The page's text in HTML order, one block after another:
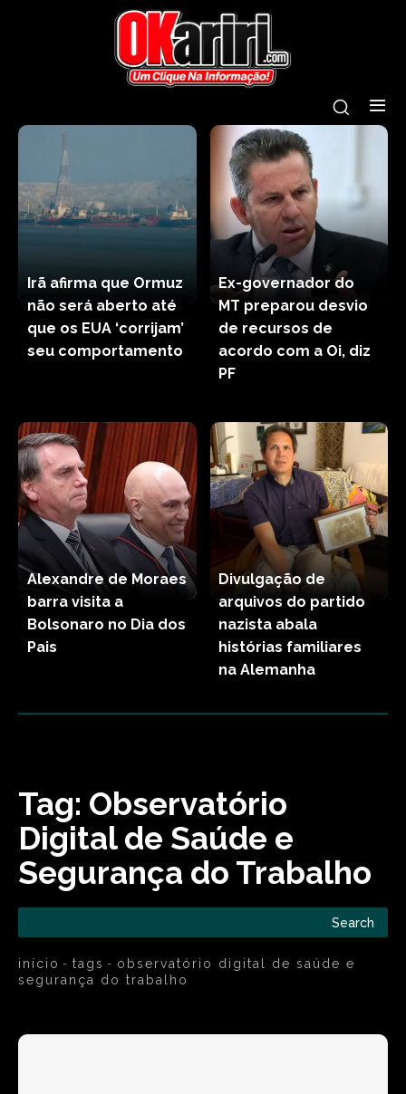
Irã afirma que Ormuz
não será aberto até
que os EUA ‘corrijam’
seu comportamento
Ex-governador do
MT preparou desvio
de recursos de
acordo com a Oi, diz
PF
Alexandre de Moraes
barra visita a
Bolsonaro no Dia dos
Pais
Divulgação de
arquivos do partido
nazista abala
histórias familiares
na Alemanha
Tag: Observatório
Digital de Saúde e
Segurança do Trabalho
Search
início tags
observatório digital de saúde e
segurança do trabalho